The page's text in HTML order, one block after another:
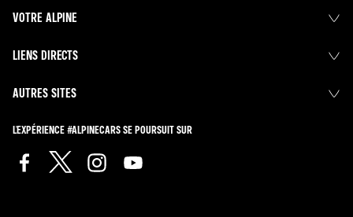
VOTRE ALPINE
LIENS DIRECTS
AUTRES SITES
L'EXPÉRIENCE #ALPINECARS SE POURSUIT SUR